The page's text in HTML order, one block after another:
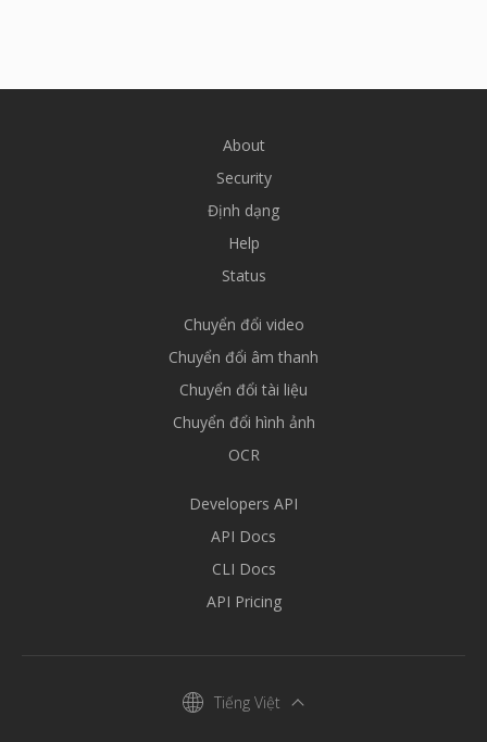
About
Security
Định dạng
Help
Status
Chuyển đổi video
Chuyển đổi âm thanh
Chuyển đổi tài liệu
Chuyển đổi hình ảnh
OCR
Developers API
API Docs
CLI Docs
API Pricing
Tiếng Việt